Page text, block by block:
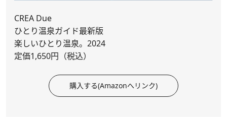
CREA Due
ひとり温泉ガイド最新版
楽しいひとり温泉。2024
定価1,650円（税込）
購入する(Amazonへリンク)